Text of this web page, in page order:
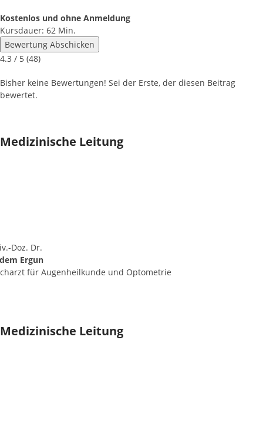
Kostenlos und ohne Anmeldung
Kursdauer: 62 Min.
Bewertung Abschicken
4.3 / 5 (48)
Bisher keine Bewertungen! Sei der Erste, der diesen Beitrag
bewertet.
Medizinische Leitung
Doz. Dr.
Ergun
für Augenheilkunde und Optometrie
Medizinische Leitung